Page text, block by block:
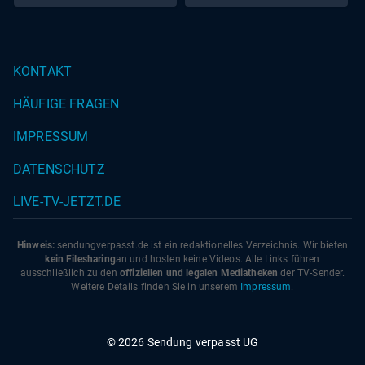
KONTAKT
HÄUFIGE FRAGEN
IMPRESSUM
DATENSCHUTZ
LIVE-TV-JETZT.DE
Hinweis: sendungverpasst.de ist ein redaktionelles Verzeichnis. Wir bieten
kein Filesharingan und hosten keine Videos. Alle Links führen
ausschließlich zu den offiziellen und legalen Mediatheken der TV-Sender.
Weitere Details finden Sie in unserem Impressum.
© 2026 Sendung verpasst UG